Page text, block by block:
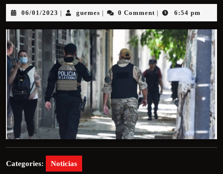
06/01/2023 guemes 0 Comment 6:54 pm
Categories: Noticias